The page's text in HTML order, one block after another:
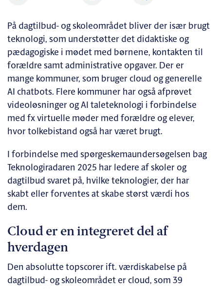
På dagtilbud- og skoleområdet bliver der især brugt
teknologi, som understøtter det didaktiske og
pædagogiske i mødet med børnene, kontakten til
forældre samt administrative opgaver. Der er
mange kommuner, som bruger cloud og generelle
AI chatbots. Flere kommuner har også afprøvet
videoløsninger og AI taleteknologi i forbindelse
med fx virtuelle møder med forældre og elever,
hvor tolkebistand også har været brugt.
I forbindelse med spørgeskemaundersøgelsen bag
Teknologiradaren 2025 har ledere af skoler og
dagtilbud svaret på, hvilke teknologier, der har
skabt eller forventes at skabe størst værdi hos
dem.
Cloud er en integreret del af
hverdagen
Den absolutte topscorer ift. værdiskabelse på
dagtilbud- og skoleområdet er cloud, som 39